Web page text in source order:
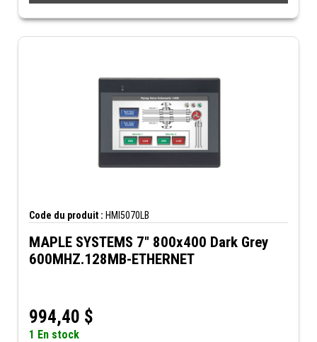
Code du produit : HMI5070LB
MAPLE SYSTEMS 7" 800x400 Dark Grey
600MHZ.128MB-ETHERNET
994,40 $
1 En stock